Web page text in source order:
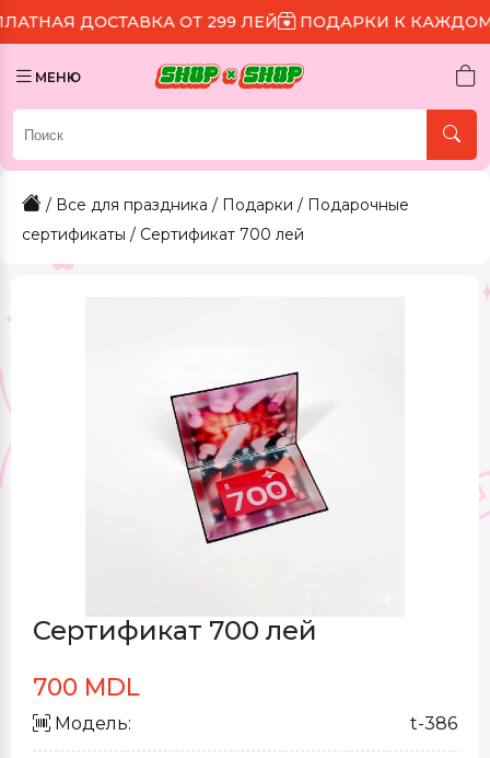
ОТ 299 ЛЕЙ ПОДАРКИ К КАЖДОМУ
МЕНЮ
/ Все для праздника / Подарки / Подарочные
сертификаты / Сертификат 700 лей
Сертификат 700 лей
700 MDL
Модель: t-386